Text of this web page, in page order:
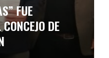
FUE
DE